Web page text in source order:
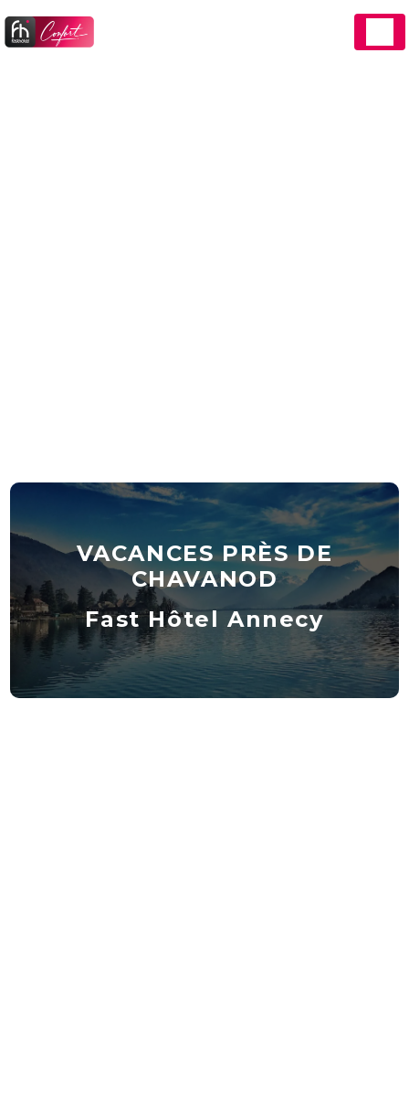
VACANCES PRÈS DE
CHAVANOD
Fast Hôtel Annecy